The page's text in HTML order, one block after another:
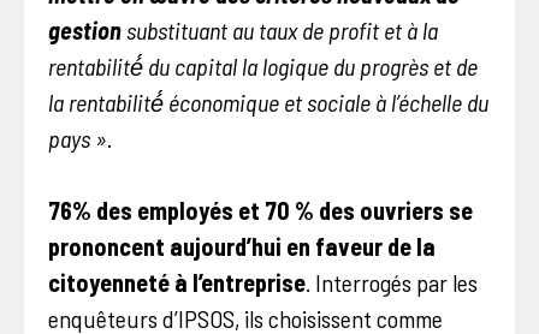
gestionsubstituant au taux de profit et à la
rentabilité́ du capital la logique du progrès et de
la rentabilité́ économique et sociale à l’échelle du
pays ».
76% des employés et 70 % des ouvriers se
prononcent aujourd’hui en faveur de la
citoyenneté à l’entreprise. Interrogés par les
enquêteurs d’IPSOS, ils choisissent comme